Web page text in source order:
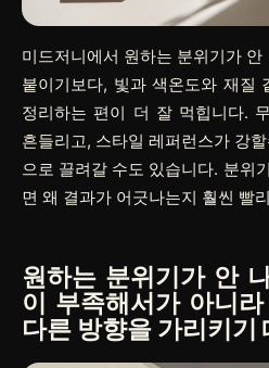
미드저니에서 원하는 분위기가
붙이기보다, 빛과 색온도와 재질
정리하는 편이 더 잘 먹힙니다.
흔들리고, 스타일 레퍼런스가 강
으로 끌려갈 수도 있습니다. 분위
면 왜 결과가 어긋나는지 훨씬 빨
원하는 분위기가 안
이 부족해서가 아니
다른 방향을 가리키기